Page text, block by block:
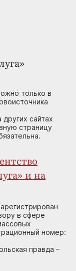
только в
сайтах
страницу
и на
в сфере
номер:
правда –